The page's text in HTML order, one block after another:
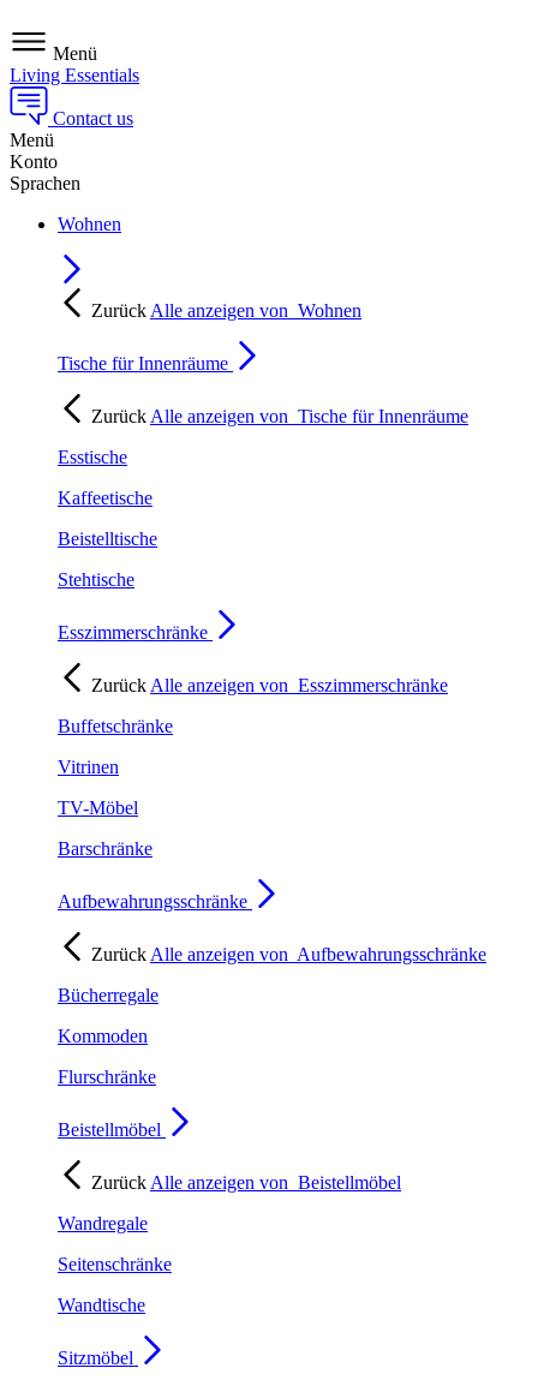
Menü
Living Essentials
Contact us
Menü
Konto
Sprachen
Wohnen
Zurück Alle anzeigen von Wohnen
Tische für Innenräume
Zurück Alle anzeigen von Tische für Innenräume
Esstische
Kaffeetische
Beistelltische
Stehtische
Esszimmerschränke
Zurück Alle anzeigen von Esszimmerschränke
Buffetschränke
Vitrinen
TV-Möbel
Barschränke
Aufbewahrungsschränke
Zurück Alle anzeigen von Aufbewahrungsschränke
Bücherregale
Kommoden
Flurschränke
Beistellmöbel
Zurück Alle anzeigen von Beistellmöbel
Wandregale
Seitenschränke
Wandtische
Sitzmöbel